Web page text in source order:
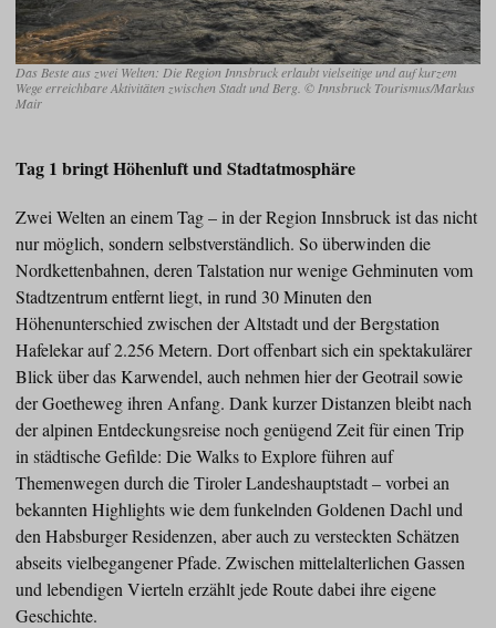
Das Beste aus zwei Welten: Die Region Innsbruck erlaubt vielseitige und auf kurzem
Wege erreichbare Aktivitäten zwischen Stadt und Berg. © Innsbruck Tourismus/Markus
Mair
Tag 1 bringt Höhenluft und Stadtatmosphäre
Zwei Welten an einem Tag – in der Region Innsbruck ist das nicht
nur möglich, sondern selbstverständlich. So überwinden die
Nordkettenbahnen, deren Talstation nur wenige Gehminuten vom
Stadtzentrum entfernt liegt, in rund 30 Minuten den
Höhenunterschied zwischen der Altstadt und der Bergstation
Hafelekar auf 2.256 Metern. Dort offenbart sich ein spektakulärer
Blick über das Karwendel, auch nehmen hier der Geotrail sowie
der Goetheweg ihren Anfang. Dank kurzer Distanzen bleibt nach
der alpinen Entdeckungsreise noch genügend Zeit für einen Trip
in städtische Gefilde: Die Walks to Explore führen auf
Themenwegen durch die Tiroler Landeshauptstadt – vorbei an
bekannten Highlights wie dem funkelnden Goldenen Dachl und
den Habsburger Residenzen, aber auch zu versteckten Schätzen
abseits vielbegangener Pfade. Zwischen mittelalterlichen Gassen
und lebendigen Vierteln erzählt jede Route dabei ihre eigene
Geschichte.